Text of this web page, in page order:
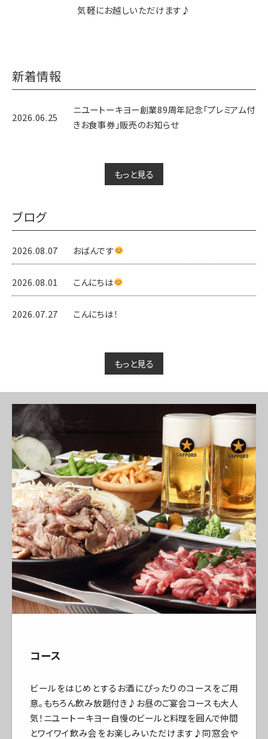
気軽にお越しいただけます♪
新着情報
2026.06.25
ニユートーキヨー創業89周年記念「プレミアム付
きお食事券」販売のお知らせ
もっと見る
ブログ
2026.08.07 おばんです
2026.08.01 こんにちは
2026.07.27 こんにちは！
もっと見る
コース
ビールをはじめとするお酒にぴったりのコースをご用
意。もちろん飲み放題付き♪お昼のご宴会コースも大人
気！ニユートーキヨー自慢のビールと料理を囲んで仲間
とワイワイ飲み会をお楽しみいただけます♪同窓会や